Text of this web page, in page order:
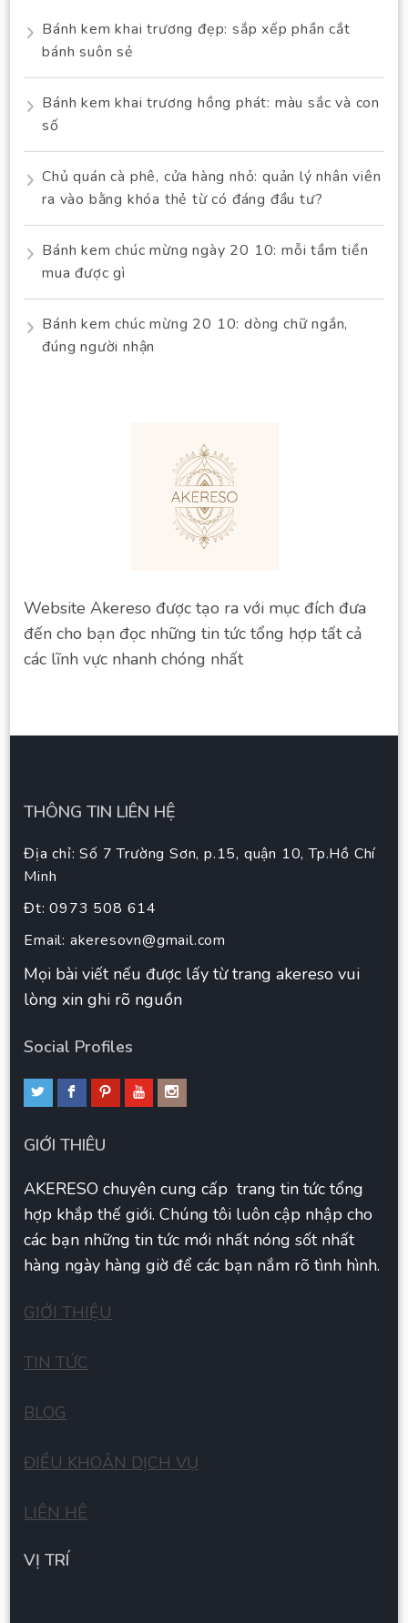
Bánh kem khai trương đẹp: sắp xếp phần cắt
bánh suôn sẻ
Bánh kem khai trương hồng phát: màu sắc và con
số
Chủ quán cà phê, cửa hàng nhỏ: quản lý nhân viên
ra vào bằng khóa thẻ từ có đáng đầu tư?
Bánh kem chúc mừng ngày 20 10: mỗi tầm tiền
mua được gì
Bánh kem chúc mừng 20 10: dòng chữ ngắn,
đúng người nhận
Website Akereso được tạo ra với mục đích đưa
đến cho bạn đọc những tin tức tổng hợp tất cả
các lĩnh vực nhanh chóng nhất
THÔNG TIN LIÊN HỆ
Địa chỉ: Số 7 Trường Sơn, p.15, quận 10, Tp.Hồ Chí
Minh
Đt: 0973 508 614
Email: akeresovn@gmail.com
Mọi bài viết nếu được lấy từ trang akereso vui
lòng xin ghi rõ nguồn
Social Profiles
GIỚI THIÊU
AKERESO chuyên cung cấp trang tin tức tổng
hợp khắp thế giới. Chúng tôi luôn cập nhập cho
các bạn những tin tức mới nhất nóng sốt nhất
hàng ngày hàng giờ để các bạn nắm rõ tình hình.
GIỚI THIỆU
TIN TỨC
BLOG
ĐIỀU KHOẢN DỊCH VỤ
LIÊN HÊ
VỊ TRÍ